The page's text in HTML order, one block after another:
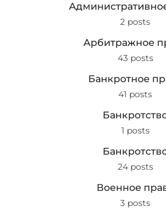
2 posts
Арбитражное
43 posts
Банкротное
41 posts
1 posts
24 posts
Военное
3 posts